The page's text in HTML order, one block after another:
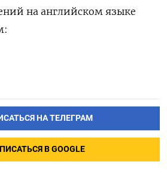
на английском языке
НА ТЕЛЕГРАМ
В GOOGLE